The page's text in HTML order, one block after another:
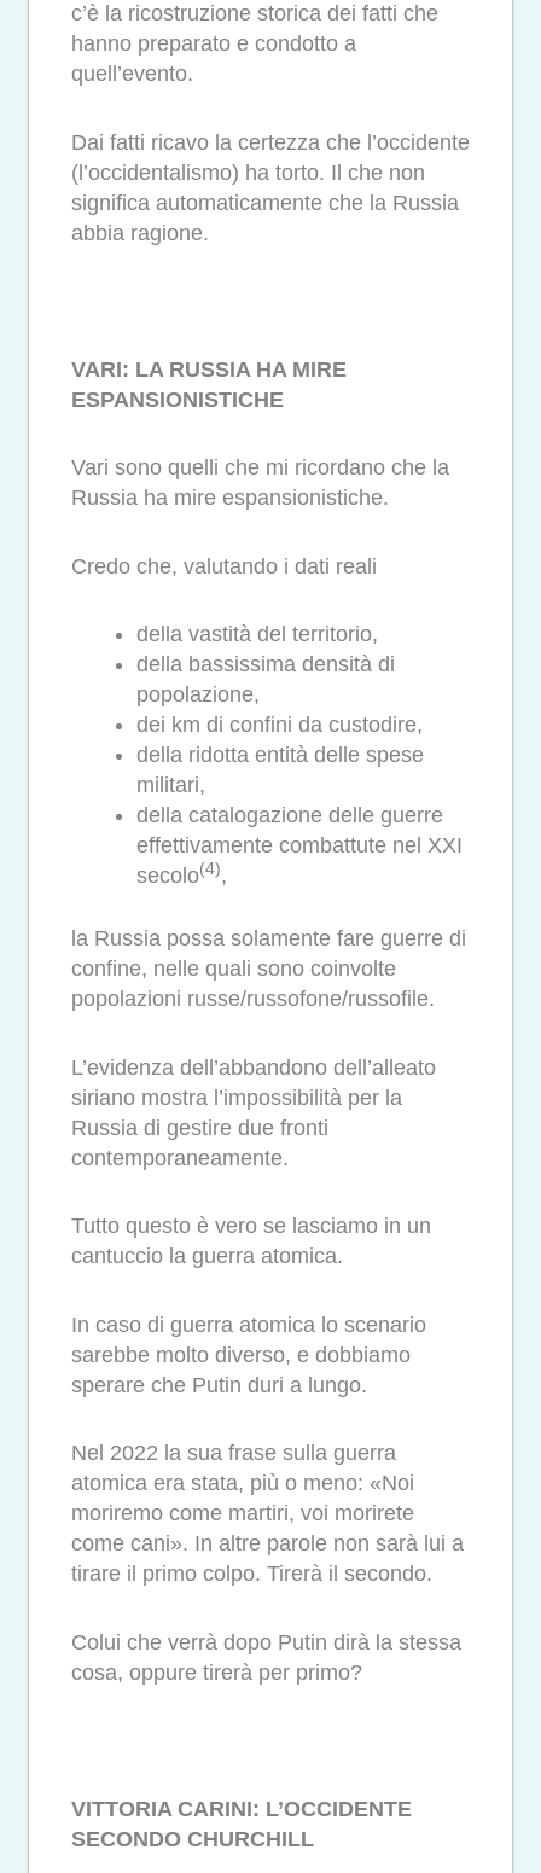
c’è la ricostruzione storica dei fatti che
hanno preparato e condotto a
quell’evento.
Dai fatti ricavo la certezza che l’occidente
(l’occidentalismo) ha torto. Il che non
significa automaticamente che la Russia
abbia ragione.
VARI: LA RUSSIA HA MIRE
ESPANSIONISTICHE
Vari sono quelli che mi ricordano che la
Russia ha mire espansionistiche.
Credo che, valutando i dati reali
della vastità del territorio,
della bassissima densità di
popolazione,
dei km di confini da custodire,
della ridotta entità delle spese
militari,
della catalogazione delle guerre
effettivamente combattute nel XXI
secolo(4),
la Russia possa solamente fare guerre di
confine, nelle quali sono coinvolte
popolazioni russe/russofone/russofile.
L’evidenza dell’abbandono dell’alleato
siriano mostra l’impossibilità per la
Russia di gestire due fronti
contemporaneamente.
Tutto questo è vero se lasciamo in un
cantuccio la guerra atomica.
In caso di guerra atomica lo scenario
sarebbe molto diverso, e dobbiamo
sperare che Putin duri a lungo.
Nel 2022 la sua frase sulla guerra
atomica era stata, più o meno: «Noi
moriremo come martiri, voi morirete
come cani». In altre parole non sarà lui a
tirare il primo colpo. Tirerà il secondo.
Colui che verrà dopo Putin dirà la stessa
cosa, oppure tirerà per primo?
VITTORIA CARINI: L’OCCIDENTE
SECONDO CHURCHILL